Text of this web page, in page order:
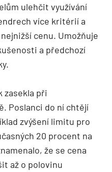
ulehčit využívání
více kritérií a
cenu. Umožňuje
a předchozí
zasekla při
Poslanci do ní chtějí
zvýšení limitu pro
20 procent na
že se cena
až o polovinu